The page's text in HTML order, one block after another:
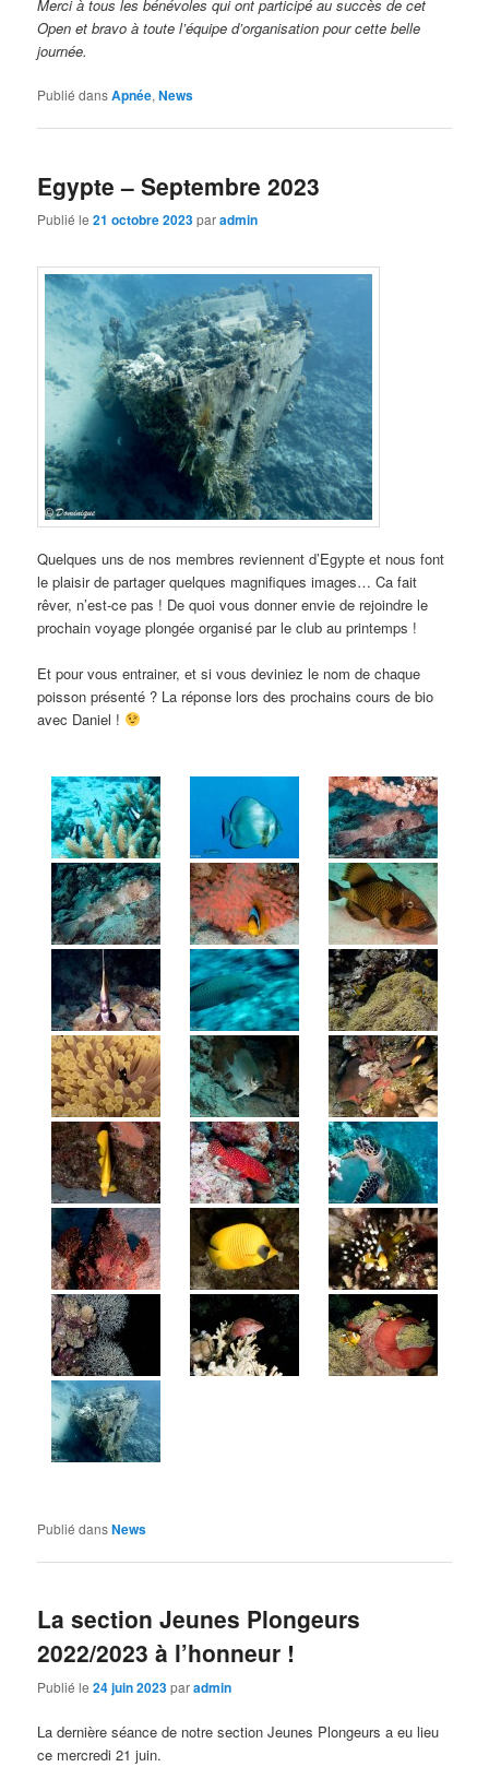
Merci à tous les bénévoles qui ont participé au succès de cet
Open et bravo à toute l’équipe d’organisation pour cette belle
journée.
Publié dansApnée,News
Egypte – Septembre 2023
Publié le21 octobre 2023paradmin
Quelques uns de nos membres reviennent d’Egypte et nous font
le plaisir de partager quelques magnifiques images… Ca fait
rêver, n’est-ce pas ! De quoi vous donner envie de rejoindre le
prochain voyage plongée organisé par le club au printemps !
Et pour vous entrainer, et si vous deviniez le nom de chaque
poisson présenté ? La réponse lors des prochains cours de bio
avec Daniel !
Publié dansNews
La section Jeunes Plongeurs
2022/2023 à l’honneur !
Publié le24 juin 2023paradmin
La dernière séance de notre section Jeunes Plongeurs a eu lieu
ce mercredi 21 juin.